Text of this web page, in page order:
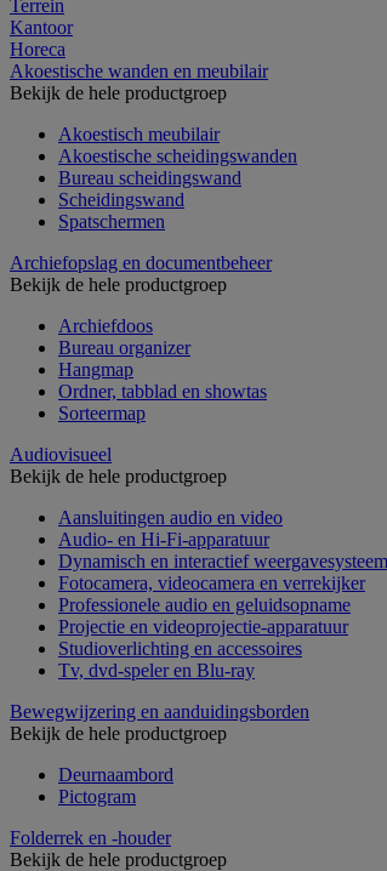
Terrein
Kantoor
Horeca
Akoestische wanden en meubilair
Bekijk de hele productgroep
Akoestisch meubilair
Akoestische scheidingswanden
Bureau scheidingswand
Scheidingswand
Spatschermen
Archiefopslag en documentbeheer
Bekijk de hele productgroep
Archiefdoos
Bureau organizer
Hangmap
Ordner, tabblad en showtas
Sorteermap
Audiovisueel
Bekijk de hele productgroep
Aansluitingen audio en video
Audio- en Hi-Fi-apparatuur
Dynamisch en interactief weergavesysteem
Fotocamera, videocamera en verrekijker
Professionele audio en geluidsopname
Projectie en videoprojectie-apparatuur
Studioverlichting en accessoires
Tv, dvd-speler en Blu-ray
Bewegwijzering en aanduidingsborden
Bekijk de hele productgroep
Deurnaambord
Pictogram
Folderrek en -houder
Bekijk de hele productgroep